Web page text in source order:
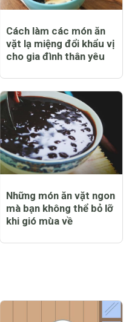
Cách làm các món ăn
vặt lạ miệng đổi khẩu vị
cho gia đình thân yêu
Những món ăn vặt ngon
mà bạn không thể bỏ lỡ
khi gió mùa về